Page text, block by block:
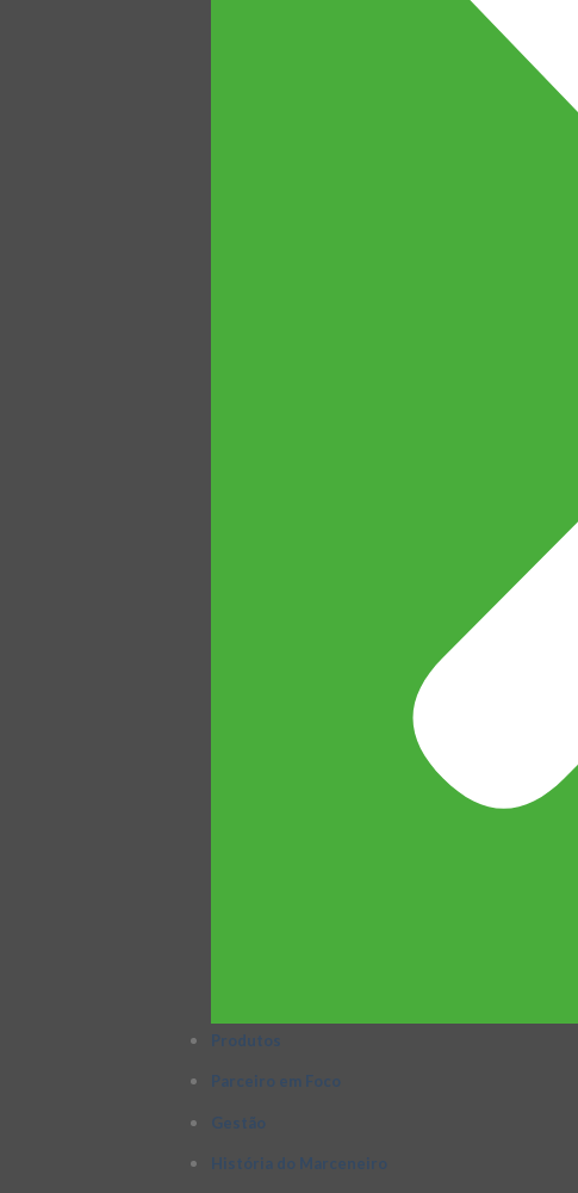
Produtos
Parceiro em Foco
Gestão
História do Marceneiro